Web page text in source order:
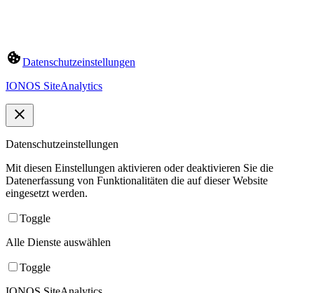
Datenschutzeinstellungen
IONOS SiteAnalytics
Datenschutzeinstellungen
Mit diesen Einstellungen aktivieren oder deaktivieren Sie die
Datenerfassung von Funktionalitäten die auf dieser Website
eingesetzt werden.
Toggle
Alle Dienste auswählen
Toggle